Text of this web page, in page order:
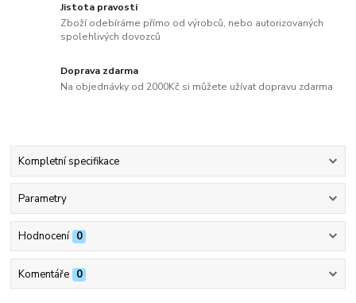
Jistota pravosti
Zboží odebíráme přímo od výrobců, nebo autorizovaných
spolehlivých dovozců
Doprava zdarma
Na objednávky od 2000Kč si můžete užívat dopravu zdarma
Kompletní specifikace
Parametry
Hodnocení 0
Komentáře 0